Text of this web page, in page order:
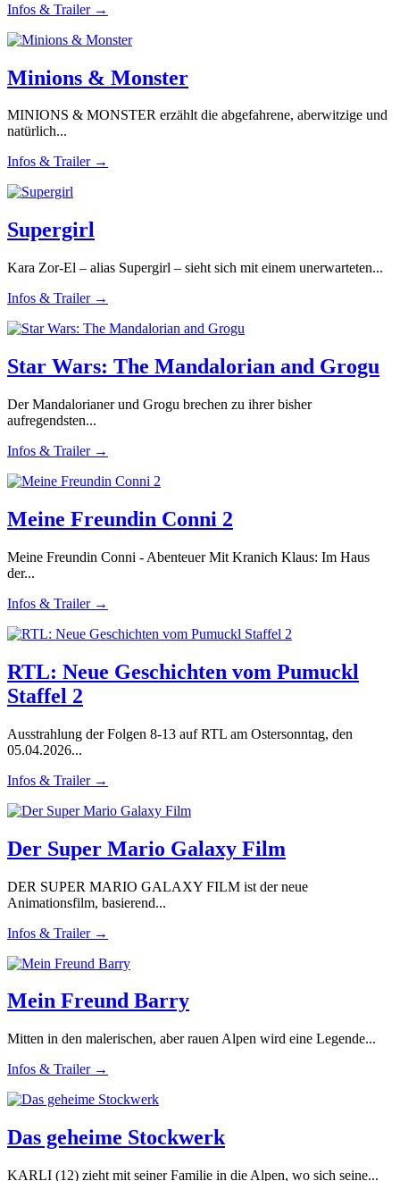
Infos & Trailer →
Minions & Monster
MINIONS & MONSTER erzählt die abgefahrene, aberwitzige und
natürlich...
Infos & Trailer →
Supergirl
Kara Zor-El – alias Supergirl – sieht sich mit einem unerwarteten...
Infos & Trailer →
Star Wars: The Mandalorian and Grogu
Der Mandalorianer und Grogu brechen zu ihrer bisher
aufregendsten...
Infos & Trailer →
Meine Freundin Conni 2
Meine Freundin Conni - Abenteuer Mit Kranich Klaus: Im Haus
der...
Infos & Trailer →
RTL: Neue Geschichten vom Pumuckl
Staffel 2
Ausstrahlung der Folgen 8-13 auf RTL am Ostersonntag, den
05.04.2026...
Infos & Trailer →
Der Super Mario Galaxy Film
DER SUPER MARIO GALAXY FILM ist der neue
Animationsfilm, basierend...
Infos & Trailer →
Mein Freund Barry
Mitten in den malerischen, aber rauen Alpen wird eine Legende...
Infos & Trailer →
Das geheime Stockwerk
KARLI (12) zieht mit seiner Familie in die Alpen, wo sich seine...